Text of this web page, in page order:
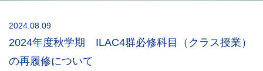
2024.08.09
2024年度秋学期 ILAC4群必修科目（クラス授業）
の再履修について